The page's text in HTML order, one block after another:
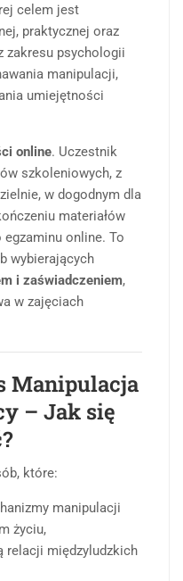
celem jest
praktycznej oraz
zakresu psychologii
manipulacji,
umiejętności
online. Uczestnik
szkoleniowych, z
w dogodnym dla
materiałów
online. To
wybierających
i zaświadczeniem,
w zajęciach
Manipulacja
– Jak się
które:
manipulacji
życiu,
relacji międzyludzkich